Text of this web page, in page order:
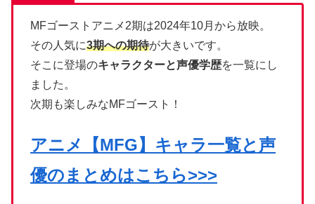
MFゴーストアニメ2期は2024年10月から放映。
その人気に3期への期待が大きいです。
そこに登場のキャラクターと声優学歴を一覧にし
ました。
次期も楽しみなMFゴースト！
アニメ【MFG】キャラ一覧と声
優のまとめはこちら>>>